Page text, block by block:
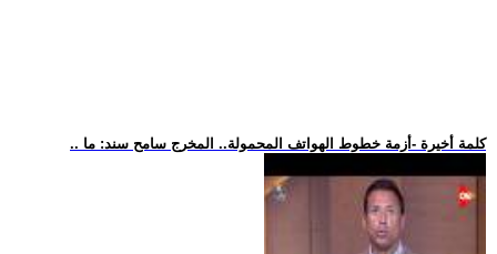
.. كلمة أخيرة -أزمة خطوط الهواتف المحمولة.. المخرج سامح سند: ما